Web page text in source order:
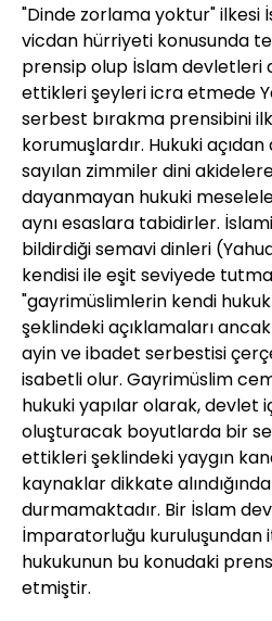
"Dinde zorlama yoktur" ilkesi
vicdan hürriyeti konusunda
prensip olup İslam devletleri
ettikleri şeyleri icra etmede
serbest bırakma prensibini
korumuşlardır. Hukuki
sayılan zimmiler dini
dayanmayan hukuki
aynı esaslara tabidirler.
bildirdiği semavi dinleri
kendisi ile eşit seviyede
"gayrimüslimlerin kendi
şeklindeki açıklamaları
ayin ve ibadet serbestisi
isabetli olur. Gayrimüslim
hukuki yapılar olarak, devlet
oluşturacak boyutlarda bir
ettikleri şeklindeki yaygın
kaynaklar dikkate
durmamaktadır. Bir İslam
İmparatorluğu kuruluşundan
hukukunun bu konudaki
etmiştir.